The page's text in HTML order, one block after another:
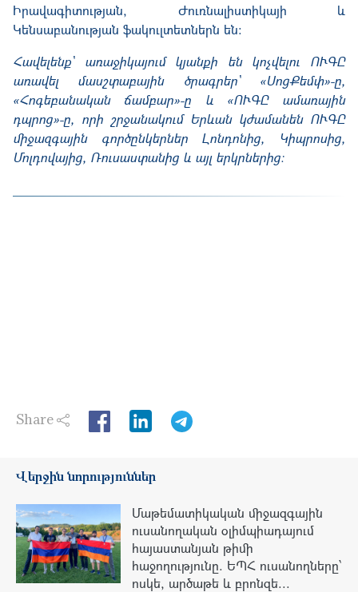
Իրավագիտության, Ժուռնալիստիկայի և
Կենսաբանության ֆակուլտետներն են:
Հավելենք՝ առաջիկայում կյանքի են կոչվելու ՈՒԳԸ
առավել մասշտաբային ծրագրեր՝ «ՍոցՔեմփ»-ը,
«Հոգեբանական ճամբար»-ը և «ՈՒԳԸ ամառային
դպրոց»-ը, որի շրջանակում Երևան կժամանեն ՈՒԳԸ
միջազգային գործընկերներ Լոնդոնից, Կիպրոսից,
Մոլդովայից, Ռուսաստանից և այլ երկրներից։
Share LinkedIn
Վերջին նորություններ
Մաթեմատիկական միջազգային
ուսանողական օլիմպիադայում
հայաստանյան թիմի
հաջողությունը. ԵՊՀ ուսանողները՝
ոսկե, արծաթե և բրոնզե...